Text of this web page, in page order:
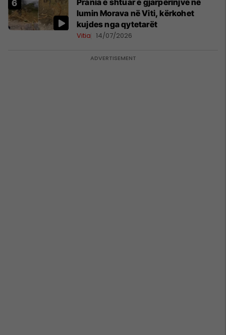
Prania e shtuar e gjarpërinjve në
lumin Morava në Viti, kërkohet
kujdes nga qytetarët
Vitia 14/07/2026